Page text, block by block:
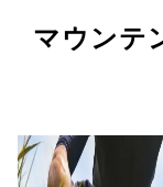
マウンテ